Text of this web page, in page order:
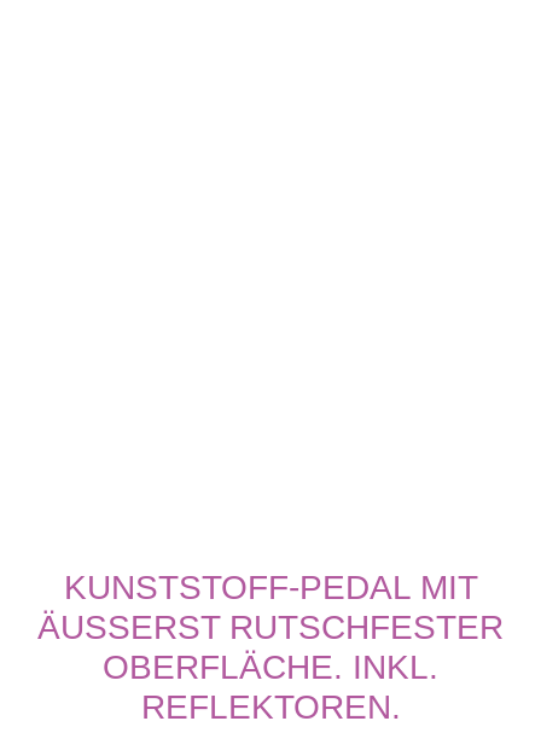
KUNSTSTOFF-PEDAL MIT
ÄUSSERST RUTSCHFESTER O
BERFLÄCHE. INKL. R
EFLEKTOREN.